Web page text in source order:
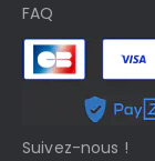
FAQ
Suivez-nous !